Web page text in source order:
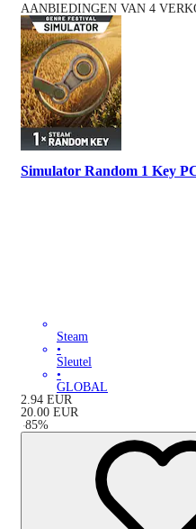
AANBIEDINGEN VAN 4
Simulator Random 1 Key
Steam
•
Sleutel
•
GLOBAL
2.94 EUR
20.00 EUR
-85%